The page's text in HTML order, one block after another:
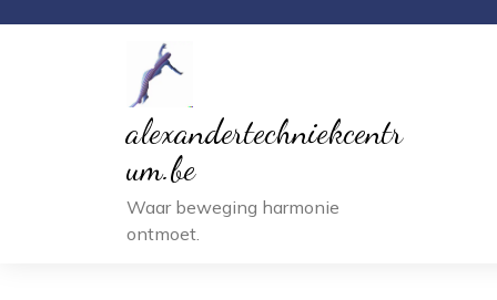
alexandertechniekcentr
um.be
Waar beweging harmonie
ontmoet.